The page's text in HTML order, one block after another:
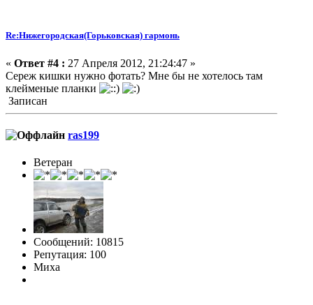
Re:Нижегородская(Горьковская) гармонь
« Ответ #4 : 27 Апреля 2012, 21:24:47 »
Сереж кишки нужно фотать? Мне бы не хотелось там
клейменые планки
Записан
ras199
Ветеран
Сообщений: 10815
Репутация: 100
Миха